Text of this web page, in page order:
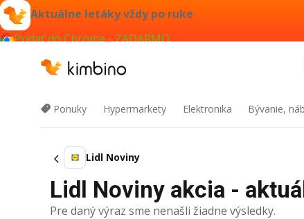
Aktuálne letáky vždy po ruke
Pridať do Chrome - ZADARMO
Ponuky Hypermarkety Elektronika Bývanie,
Lidl Noviny
Lidl Noviny akcia -
Pre daný výraz sme nenašli žiadne výsledky.